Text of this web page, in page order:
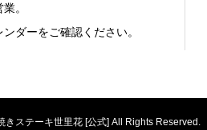
。
ダーをご確認ください。
ステーキ世里花 [公式] All Rights Reserved.